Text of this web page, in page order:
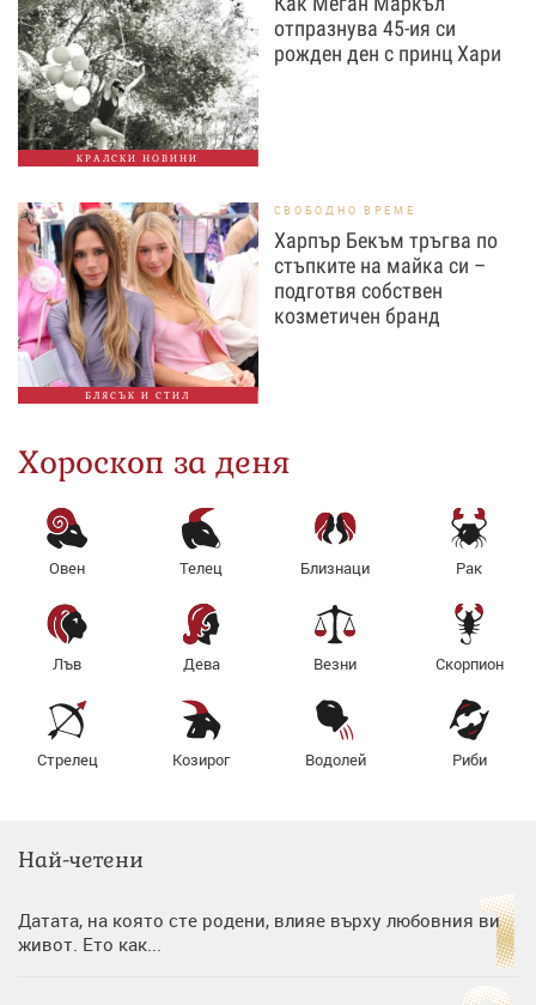
КРАЛСКИ НОВИНИ
отпразнува 45-ия си
рожден ден с принц Хари
БЛЯСЪК И СТИЛ
СВОБОДНО ВРЕМЕ
Харпър Бекъм тръгва по
стъпките на майка си –
подготвя собствен
козметичен бранд
Хороскоп за деня
Овен Телец Близнаци Рак
Лъв Дева Везни Скорпион
Стрелец Козирог Водолей Риби
Най-четени
Датата, на която сте родени, влияе върху любовния ви
живот. Ето как...